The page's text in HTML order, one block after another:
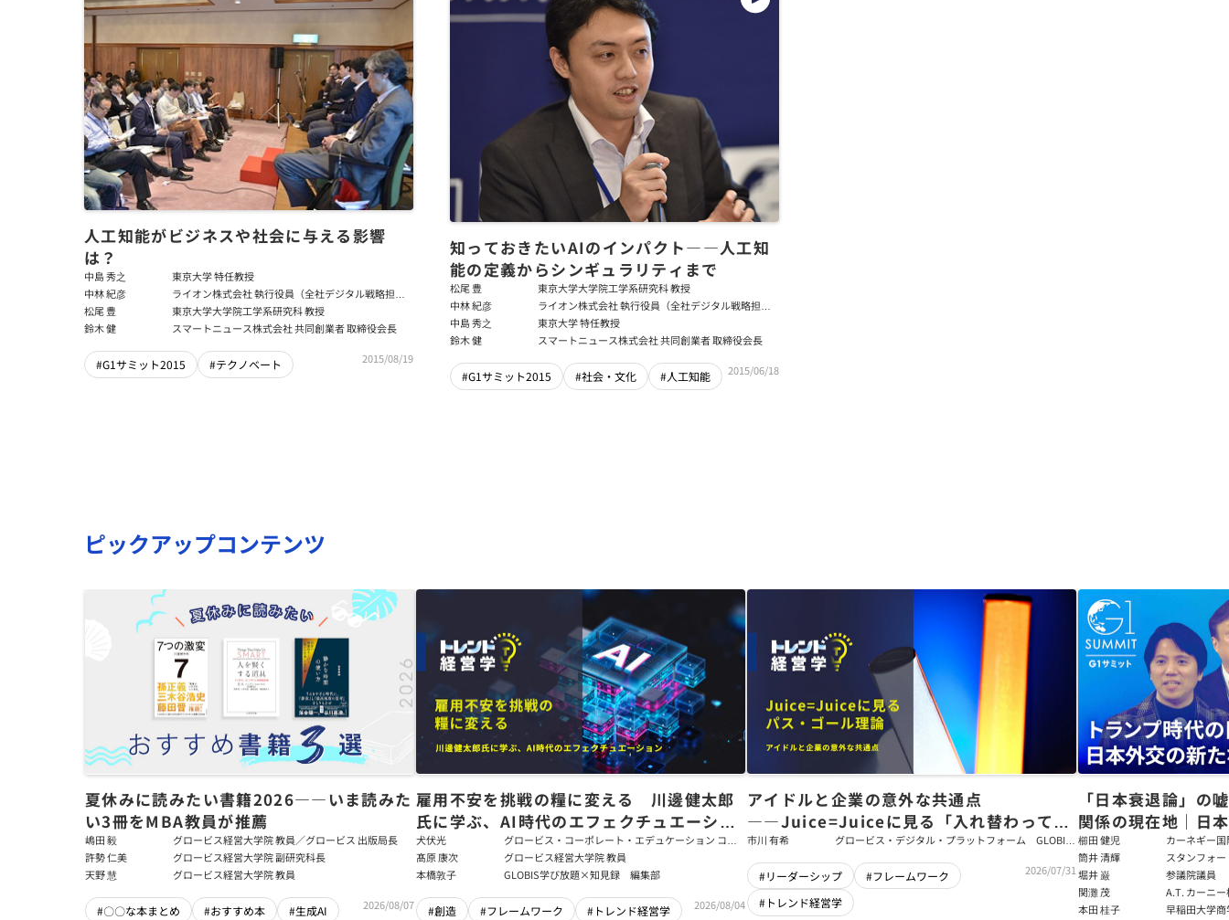
人工知能がビジネスや社会に与える影響
は？
中島 秀之
東京大学 特任教授
中林 紀彦
ライオン株式会社 執行役員（全社デジタル戦略担
当、デジタル戦略部担当）
松尾 豊
東京大学大学院工学系研究科 教授
鈴木 健
スマートニュース株式会社 共同創業者 取締役会長
#G1サミット2015 #テクノベート 2015/08/19
知っておきたいAIのインパクト――人工知
能の定義からシンギュラリティまで
松尾 豊
東京大学大学院工学系研究科 教授
中林 紀彦
ライオン株式会社 執行役員（全社デジタル戦略担
当、デジタル戦略部担当）
中島 秀之
東京大学 特任教授
鈴木 健
スマートニュース株式会社 共同創業者 取締役会長
#G1サミット2015 #社会・文化 #人工知能 2015/06/18
ピックアップコンテンツ
夏休みに読みたい書籍2026――いま読みた
い3冊をMBA教員が推薦
嶋田 毅
グロービス経営大学院 教員／グロービス 出版局長
許勢 仁美
グロービス経営大学院 副研究科長
天野 慧
グロービス経営大学院 教員
#〇〇な本まとめ #おすすめ本 #生成AI 2026/08/07
雇用不安を挑戦の糧に変える 川邊健太郎
氏に学ぶ、AI時代のエフェクチュエーショ
ン
犬伏光
グロービス・コーポレート・エデュケーション コー
ポレート・ソリューション・チーム コンサルタント
髙原 康次
グロービス経営大学院 教員
本橋敦子
GLOBIS学び放題×知見録 編集部
#創造 #フレームワーク #トレンド経営学 2026/08/04
アイドルと企業の意外な共通点
――Juice=Juiceに見る「入れ替わっても
強いチーム」をつくるパス・ゴール理論
市川 有希
グロービス・デジタル・プラットフォーム GLOBIS
#リーダーシップ
#フレームワーク
#トレンド経営学
2026/07/31
「日本衰退論」の
関係の現在地｜日
戦略【櫛田健児×
輝】
櫛田 健児
カーネギー
ラムディレ
筒井 清輝
スタンフォ
大学アジア
フェロー
堀井 巌
参議院議員
関灘 茂
A.T. カーニ
本法人会長
本田 桂子 早稲田大学